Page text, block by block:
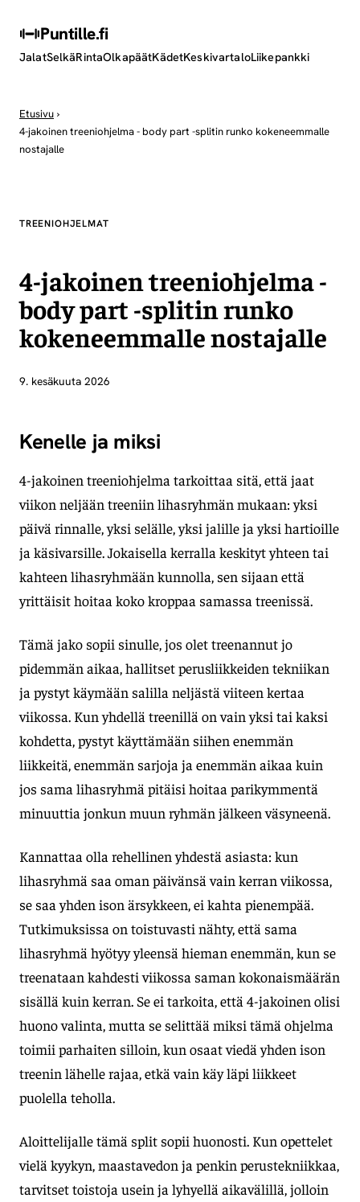
Puntille.fi
JalatSelkäRintaOlkapäätKädetKeskivartaloLiikepankki
Etusivu ›
4-jakoinen treeniohjelma - body part -splitin runko kokeneemmalle
nostajalle
TREENIOHJELMAT
4-jakoinen treeniohjelma -
body part -splitin runko
kokeneemmalle nostajalle
9. kesäkuuta 2026
Kenelle ja miksi
4-jakoinen treeniohjelma tarkoittaa sitä, että jaat
viikon neljään treeniin lihasryhmän mukaan: yksi
päivä rinnalle, yksi selälle, yksi jalille ja yksi hartioille
ja käsivarsille. Jokaisella kerralla keskityt yhteen tai
kahteen lihasryhmään kunnolla, sen sijaan että
yrittäisit hoitaa koko kroppaa samassa treenissä.
Tämä jako sopii sinulle, jos olet treenannut jo
pidemmän aikaa, hallitset perusliikkeiden tekniikan
ja pystyt käymään salilla neljästä viiteen kertaa
viikossa. Kun yhdellä treenillä on vain yksi tai kaksi
kohdetta, pystyt käyttämään siihen enemmän
liikkeitä, enemmän sarjoja ja enemmän aikaa kuin
jos sama lihasryhmä pitäisi hoitaa parikymmentä
minuuttia jonkun muun ryhmän jälkeen väsyneenä.
Kannattaa olla rehellinen yhdestä asiasta: kun
lihasryhmä saa oman päivänsä vain kerran viikossa,
se saa yhden ison ärsykkeen, ei kahta pienempää.
Tutkimuksissa on toistuvasti nähty, että sama
lihasryhmä hyötyy yleensä hieman enemmän, kun se
treenataan kahdesti viikossa saman kokonaismäärän
sisällä kuin kerran. Se ei tarkoita, että 4-jakoinen olisi
huono valinta, mutta se selittää miksi tämä ohjelma
toimii parhaiten silloin, kun osaat viedä yhden ison
treenin lähelle rajaa, etkä vain käy läpi liikkeet
puolella teholla.
Aloittelijalle tämä split sopii huonosti. Kun opettelet
vielä kyykyn, maastavedon ja penkin perustekniikkaa,
tarvitset toistoja usein ja lyhyellä aikavälillä, jolloin